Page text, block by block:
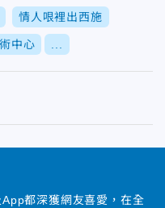
情人哏裡出西施
中心
都深獲網友喜愛，在全